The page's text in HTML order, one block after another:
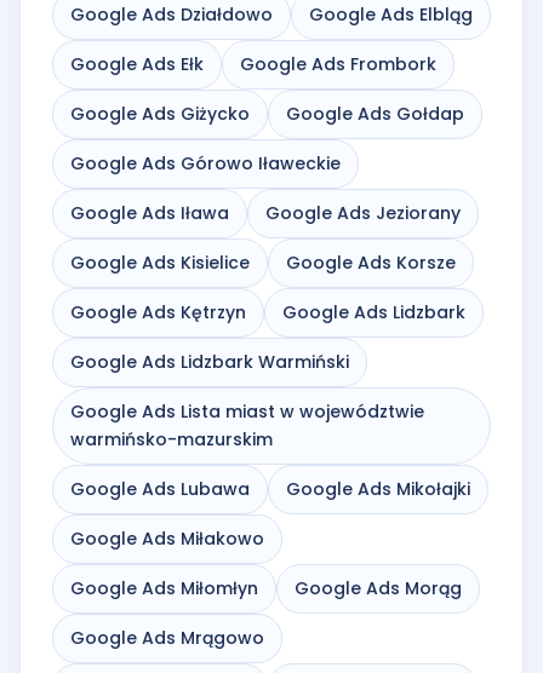
Google Ads Działdowo Google Ads Elbląg
Google Ads Ełk Google Ads Frombork
Google Ads Giżycko Google Ads Gołdap
Google Ads Górowo Iławeckie
Google Ads Iława Google Ads Jeziorany
Google Ads Kisielice Google Ads Korsze
Google Ads Kętrzyn Google Ads Lidzbark
Google Ads Lidzbark Warmiński
Google Ads Lista miast w województwie
warmińsko-mazurskim
Google Ads Lubawa Google Ads Mikołajki
Google Ads Miłakowo
Google Ads Miłomłyn Google Ads Morąg
Google Ads Mrągowo